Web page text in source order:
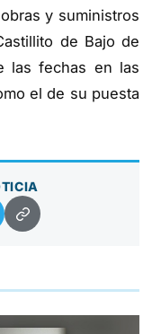
y suministros
de Bajo de
las fechas en las
el de su puesta